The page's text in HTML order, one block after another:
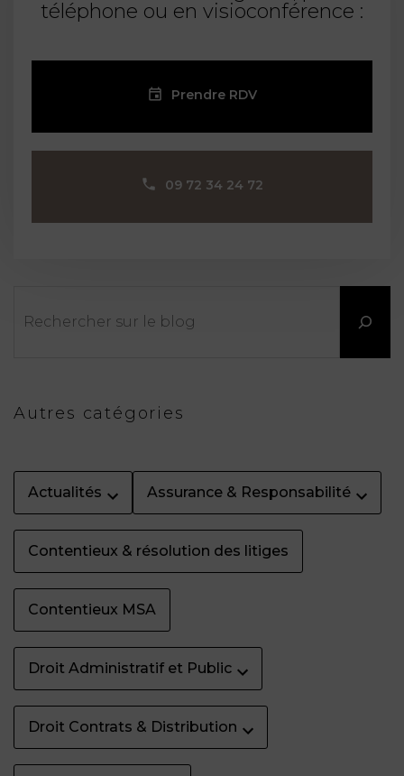
téléphone ou en visioconférence :
Prendre RDV
09 72 34 24 72
Autres catégories
Actualités Assurance & Responsabilité
Contentieux & résolution des litiges
Contentieux MSA
Droit Administratif et Public
Droit Contrats & Distribution